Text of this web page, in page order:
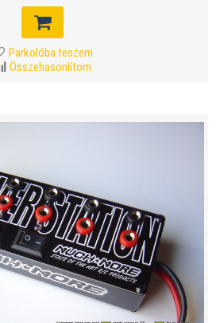
Parkolóba teszem
Összehasonlítom